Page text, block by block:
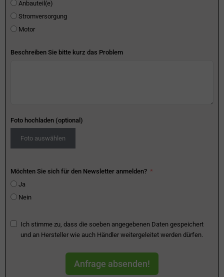
Anbauteil(e)
Stromversorgung
Motor
Beschreiben Sie bitte kurz das Problem
Foto hochladen (optional)
Foto auswählen
Möchten Sie sich für den Newsletter anmelden?
Ja
Nein
Ich stimme zu, dass die soeben angegebenen Daten gespeichert
und an Hersteller wie auch Händler weitergeleitet werden dürfen.
Anfrage absenden!